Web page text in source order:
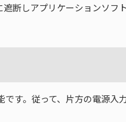
断しアプリケーションソフ
す。従って、片方の電源入